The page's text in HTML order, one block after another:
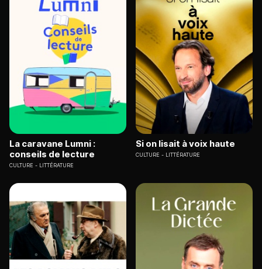
La caravane Lumni :
conseils de lecture
CULTURE LITTÉRATURE
Si on lisait à voix haute
CULTURE LITTÉRATURE